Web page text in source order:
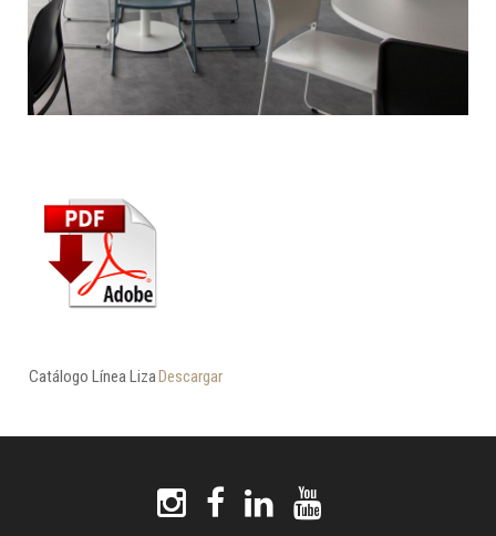
Catálogo Línea LizaDescargar